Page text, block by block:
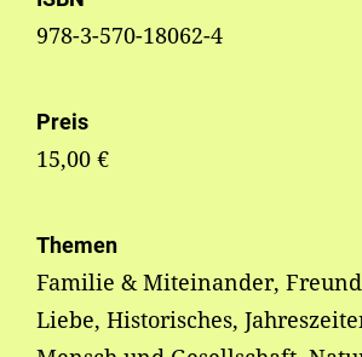
978-3-570-18062-4
Preis
15,00 €
Themen
Familie & Miteinander,
Liebe, Historisches,